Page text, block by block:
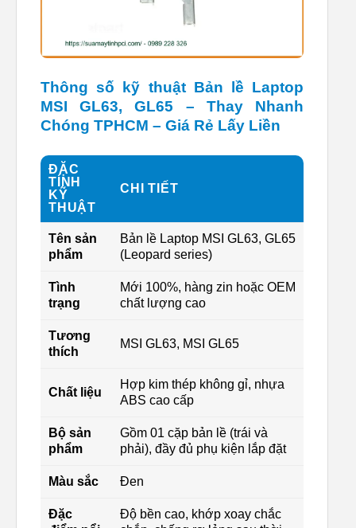
Thông số kỹ thuật Bản lề Laptop
MSI GL63, GL65 – Thay Nhanh
Chóng TPHCM – Giá Rẻ Lấy Liền
ĐẶC
TÍNH
KỸ
THUẬT
CHI TIẾT
Tên sản
phẩm
Bản lề Laptop MSI GL63, GL65
(Leopard series)
Tình
trạng
Mới 100%, hàng zin hoặc OEM
chất lượng cao
Tương
thích
MSI GL63, MSI GL65
Chất liệu
Hợp kim thép không gỉ, nhựa
ABS cao cấp
Bộ sản
phẩm
Gồm 01 cặp bản lề (trái và
phải), đầy đủ phụ kiện lắp đặt
Màu sắc Đen
Đặc
Độ bền cao, khớp xoay chắc